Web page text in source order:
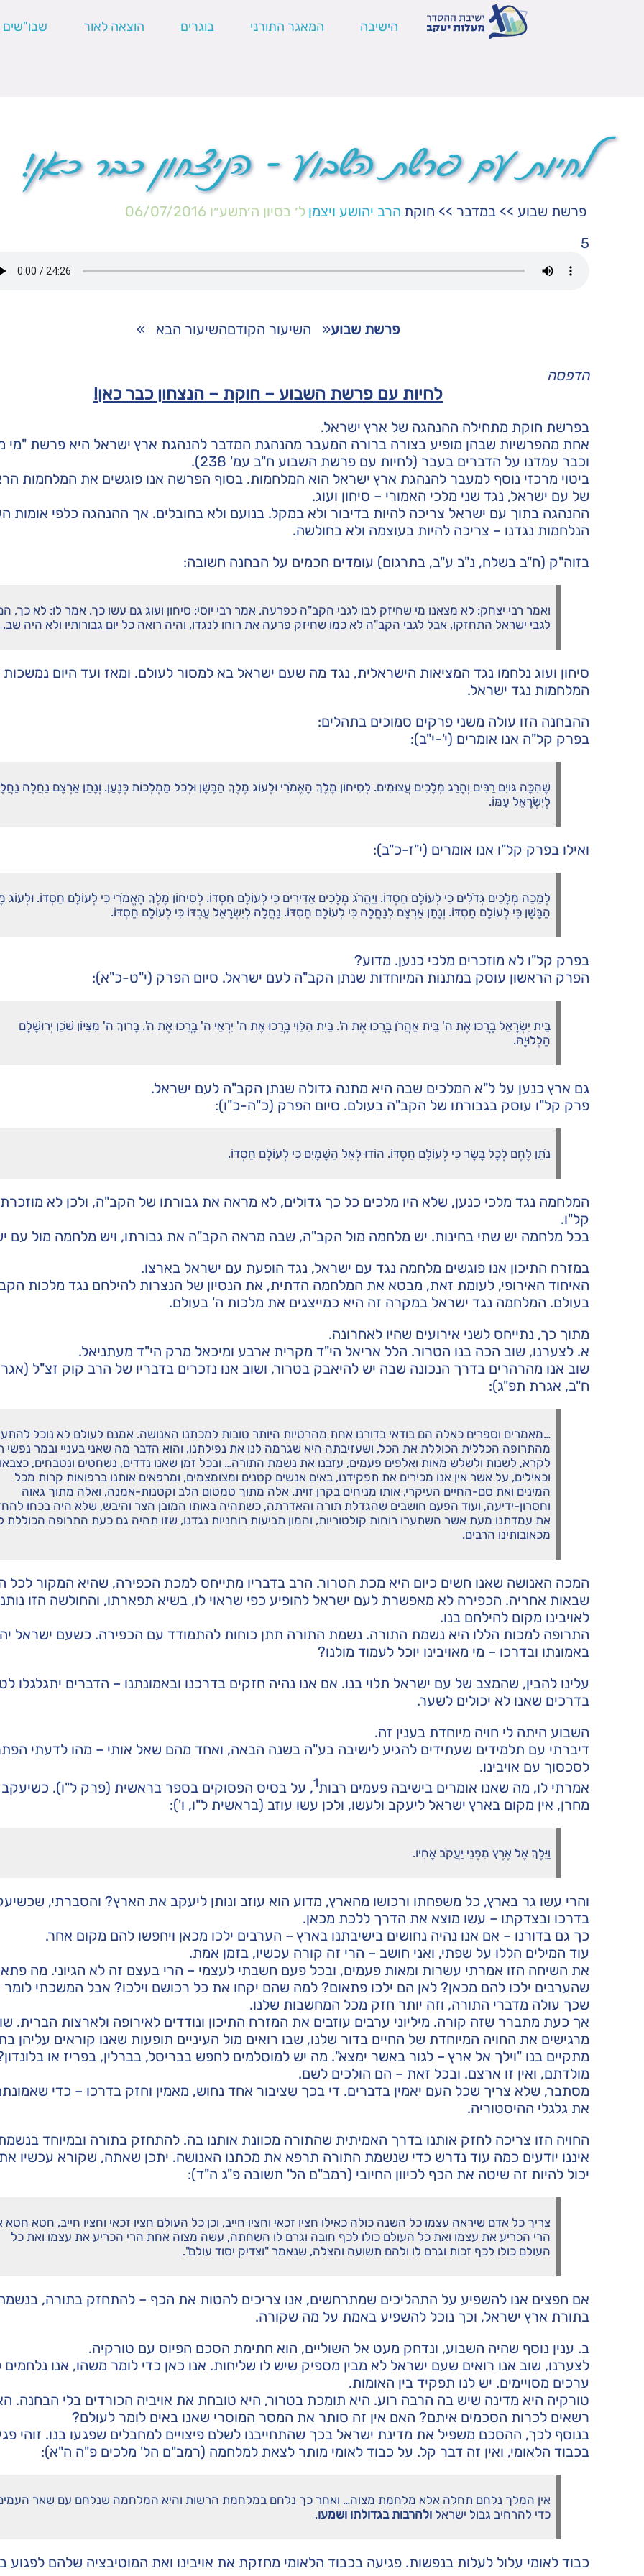
הישיבה המאגר התורני בוגרים הוצאה לאור שבו"שים
לחיות עם פרשת השבוע – הניצחון כבר כאן!
פרשת שבוע >> במדבר >> חוקת הרב יהושע ויצמן ל׳ בסיון ה׳תשע״ו 06/07/2016
5
פרשת שבוע« השיעור הקודםהשיעור הבא »
הדפסה
לחיות עם פרשת השבוע – חוקת – הנצחון כבר כאן!
בפרשת חוקת מתחילה ההנהגה של ארץ ישראל.
אחת מהפרשיות שבהן מופיע בצורה ברורה המעבר מהנהגת המדבר להנהגת ארץ ישראל היא פרשת "מי
וכבר עמדנו על הדברים בעבר (לחיות עם פרשת השבוע ח"ב עמ' 238).
ביטוי מרכזי נוסף למעבר להנהגת ארץ ישראל הוא המלחמות. בסוף הפרשה אנו פוגשים את המלחמות
של עם ישראל, נגד שני מלכי האמורי – סיחון ועוג.
ההנהגה בתוך עם ישראל צריכה להיות בדיבור ולא במקל. בנועם ולא בחובלים. אך ההנהגה כלפי אומות
הנלחמות נגדנו – צריכה להיות בעוצמה ולא בחולשה.
בזוה"ק (ח"ב בשלח, נ"ב ע"ב, בתרגום) עומדים חכמים על הבחנה חשובה:
ואמר רבי יצחק: לא מצאנו מי שחיזק לבו לגבי הקב"ה כפרעה. אמר רבי יוסי: סיחון ועוג גם עשו כך. אמר לו: לא כך,
לגבי ישראל התחזקו, אבל לגבי הקב"ה לא כמו שחיזק פרעה את רוחו לנגדו, והיה רואה כל יום גבורותיו ולא היה שב.
סיחון ועוג נלחמו נגד המציאות הישראלית, נגד מה שעם ישראל בא למסור לעולם. ומאז ועד היום נמשכות
המלחמות נגד ישראל.
ההבחנה הזו עולה משני פרקים סמוכים בתהלים:
בפרק קל"ה אנו אומרים (י'-י"ב):
שֶׁהִכָּה גּוֹיִם רַבִּים וְהָרַג מְלָכִים עֲצוּמִים. לְסִיחוֹן מֶלֶךְ הָאֱמֹרִי וּלְעוֹג מֶלֶךְ הַבָּשָׁן וּלְכֹל מַמְלְכוֹת כְּנָעַן. וְנָתַן אַרְצָם נַחֲלָה
לְיִשְׂרָאֵל עַמּוֹ.
ואילו בפרק קל"ו אנו אומרים (י"ז-כ"ב):
לְמַכֵּה מְלָכִים גְּדֹלִים כִּי לְעוֹלָם חַסְדּוֹ. וַיַּהֲרֹג מְלָכִים אַדִּירִים כִּי לְעוֹלָם חַסְדּוֹ. לְסִיחוֹן מֶלֶךְ הָאֱמֹרִי כִּי לְעוֹלָם חַסְדּוֹ. וּלְעוֹג
הַבָּשָׁן כִּי לְעוֹלָם חַסְדּוֹ. וְנָתַן אַרְצָם לְנַחֲלָה כִּי לְעוֹלָם חַסְדּוֹ. נַחֲלָה לְיִשְׂרָאֵל עַבְדּוֹ כִּי לְעוֹלָם חַסְדּוֹ.
בפרק קל"ו לא מוזכרים מלכי כנען. מדוע?
הפרק הראשון עוסק במתנות המיוחדות שנתן הקב"ה לעם ישראל. סיום הפרק (י"ט-כ"א):
בֵּית יִשְׂרָאֵל בָּרֲכוּ אֶת ה' בֵּית אַהֲרֹן בָּרֲכוּ אֶת ה'. בֵּית הַלֵּוִי בָּרֲכוּ אֶת ה' יִרְאֵי ה' בָּרֲכוּ אֶת ה'. בָּרוּךְ ה' מִצִּיּוֹן שֹׁכֵן יְרוּשָׁלִָם
הַלְלוּיָהּ.
גם ארץ כנען על ל"א המלכים שבה היא מתנה גדולה שנתן הקב"ה לעם ישראל.
פרק קל"ו עוסק בגבורתו של הקב"ה בעולם. סיום הפרק (כ"ה-כ"ו):
נֹתֵן לֶחֶם לְכָל בָּשָׂר כִּי לְעוֹלָם חַסְדּוֹ. הוֹדוּ לְאֵל הַשָּׁמָיִם כִּי לְעוֹלָם חַסְדּוֹ.
המלחמה נגד מלכי כנען, שלא היו מלכים כל כך גדולים, לא מראה את גבורתו של הקב"ה, ולכן לא
קל"ו.
בכל מלחמה יש שתי בחינות. יש מלחמה מול הקב"ה, שבה מראה הקב"ה את גבורתו, ויש מלחמה מול עם
במזרח התיכון אנו פוגשים מלחמה נגד עם ישראל, נגד הופעת עם ישראל בארצו.
האיחוד האירופי, לעומת זאת, מבטא את המלחמה הדתית, את הנסיון של הנצרות להילחם נגד מלכות
בעולם. המלחמה נגד ישראל במקרה זה היא כמייצגים את מלכות ה' בעולם.
מתוך כך, נתייחס לשני אירועים שהיו לאחרונה.
א. לצערנו, שוב הכה בנו הטרור. הלל אריאל הי"ד מקרית ארבע ומיכאל מרק הי"ד מעתניאל.
שוב אנו מהרהרים בדרך הנכונה שבה יש להיאבק בטרור, ושוב אנו נזכרים בדבריו של הרב קוק זצ"ל
ח"ב, אגרת תפ"ג):
…מאמרים וספרים כאלה הם בודאי בדורנו אחת מהרטיות היותר טובות למכתנו האנושה. אמנם לעולם לא נוכל
מהתרופה הכללית הכוללת את הכל, ושעזיבתה היא שגרמה לנו את נפילתנו, והוא הדבר מה שאני בעניי ובמר נפשי
לקרא, לשנות ולשלש מאות ואלפים פעמים, עזבנו את נשמת התורה… ובכל זמן שאנו נדדים, נשחטים ונטבחים,
וכאילים, על אשר אין אנו מכירים את תפקידנו, באים אנשים קטנים ומצומצמים, ומרפאים אותנו ברפואות קרות מכל
המינים ואת סם-החיים העיקרי, אותו מניחים בקרן זוית. אלה מתוך טמטום הלב וקטנות-אמנה, ואלה מתוך גאוה
וחסרון-ידיעה, ועוד הפעם חושבים שהגדלת תורה והאדרתה, כשתהיה באותו המובן הצר והיבש, שלא היה בכחו
את עמדתנו מעת אשר השתערו רוחות קולטוריות, והמון תביעות רוחניות נגדנו, שזו תהיה גם כעת התרופה הכוללת
מכאובותינו הרבים.
המכה האנושה שאנו חשים כיום היא מכת הטרור. הרב בדבריו מתייחס למכת הכפירה, שהיא המקור לכל
שבאות אחריה. הכפירה לא מאפשרת לעם ישראל להופיע כפי שראוי לו, בשיא תפארתו, והחולשה הזו
לאויבינו מקום להילחם בנו.
התרופה למכות הללו היא נשמת התורה. נשמת התורה תתן כוחות להתמודד עם הכפירה. כשעם ישראל
באמונתו ובדרכו – מי מאויבינו יוכל לעמוד מולנו?
עלינו להבין, שהמצב של עם ישראל תלוי בנו. אם אנו נהיה חזקים בדרכנו ובאמונתנו – הדברים יתגלגלו
בדרכים שאנו לא יכולים לשער.
השבוע היתה לי חויה מיוחדת בענין זה.
דיברתי עם תלמידים שעתידים להגיע לישיבה בע"ה בשנה הבאה, ואחד מהם שאל אותי – מהו לדעתי
לסכסוך עם אויבינו.
אמרתי לו, מה שאנו אומרים בישיבה פעמים רבות1, על בסיס הפסוקים בספר בראשית (פרק ל"ו). כשיעקב
מחרן, אין מקום בארץ ישראל ליעקב ולעשו, ולכן עשו עוזב (בראשית ל"ו, ו'):
וַיֵּלֶךְ אֶל אֶרֶץ מִפְּנֵי יַעֲקֹב אָחִיו.
והרי עשו גר בארץ, כל משפחתו ורכושו מהארץ, מדוע הוא עוזב ונותן ליעקב את הארץ? והסברתי,
בדרכו ובצדקתו – עשו מוצא את הדרך ללכת מכאן.
כך גם בדורנו – אם אנו נהיה נחושים בישיבתנו בארץ – הערבים ילכו מכאן ויחפשו להם מקום אחר.
עוד המילים הללו על שפתי, ואני חושב – הרי זה קורה עכשיו, בזמן אמת.
את השיחה הזו אמרתי עשרות ומאות פעמים, ובכל פעם חשבתי לעצמי – הרי בעצם זה לא הגיוני. מה
שהערבים ילכו להם מכאן? לאן הם ילכו פתאום? למה שהם יקחו את כל רכושם וילכו? אבל המשכתי לומר
שכך עולה מדברי התורה, וזה יותר חזק מכל המחשבות שלנו.
אך כעת מתברר שזה קורה. מיליוני ערבים עוזבים את המזרח התיכון ונודדים לאירופה ולארצות הברית.
מרגישים את החויה המיוחדת של החיים בדור שלנו, שבו רואים מול העיניים תופעות שאנו קוראים עליהן
מתקיים בנו "וילך אל ארץ – לגור באשר ימצא". מה יש למוסלמים לחפש בבריסל, בברלין, בפריז או בלונדון?
מולדתם, ואין זו ארצם. ובכל זאת – הם הולכים לשם.
מסתבר, שלא צריך שכל העם יאמין בדברים. די בכך שציבור אחד נחוש, מאמין וחזק בדרכו – כדי
את גלגלי ההיסטוריה.
החויה הזו צריכה לחזק אותנו בדרך האמיתית שהתורה מכוונת אותנו בה. להתחזק בתורה ובמיוחד
איננו יודעים כמה עוד נדרש כדי שנשמת התורה תרפא את מכתנו האנושה. יתכן שאתה, שקורא עכשיו
יכול להיות זה שיטה את הכף לכיוון החיובי (רמב"ם הל' תשובה פ"ג ה"ד):
צריך כל אדם שיראה עצמו כל השנה כולה כאילו חציו זכאי וחציו חייב, וכן כל העולם חציו זכאי וחציו חייב, חטא
הרי הכריע את עצמו ואת כל העולם כולו לכף חובה וגרם לו השחתה, עשה מצוה אחת הרי הכריע את עצמו ואת כל
העולם כולו לכף זכות וגרם לו ולהם תשועה והצלה, שנאמר "וצדיק יסוד עולם".
אם חפצים אנו להשפיע על התהליכים שמתרחשים, אנו צריכים להטות את הכף – להתחזק בתורה,
בתורת ארץ ישראל, וכך נוכל להשפיע באמת על מה שקורה.
ב. ענין נוסף שהיה השבוע, ונדחק מעט אל השוליים, הוא חתימת הסכם הפיוס עם טורקיה.
לצערנו, שוב אנו רואים שעם ישראל לא מבין מספיק שיש לו שליחות. אנו כאן כדי לומר משהו, אנו נלחמים
ערכים מסויימים. יש לנו תפקיד בין האומות.
טורקיה היא מדינה שיש בה הרבה רוע. היא תומכת בטרור, היא טובחת את אויביה הכורדים בלי הבחנה.
רשאים לכרות הסכמים איתם? האם אין זה סותר את המסר המוסרי שאנו באים לומר לעולם?
בנוסף לכך, ההסכם משפיל את מדינת ישראל בכך שהתחייבנו לשלם פיצויים למחבלים שפגעו בנו. זוהי
בכבוד הלאומי, ואין זה דבר קל. על כבוד לאומי מותר לצאת למלחמה (רמב"ם הל' מלכים פ"ה ה"א):
אין המלך נלחם תחלה אלא מלחמת מצוה… ואחר כך נלחם במלחמת הרשות והיא המלחמה שנלחם עם שאר
כדי להרחיב גבול ישראל ולהרבות בגדולתו ושמעו.
כבוד לאומי עלול לעלות בנפשות. פגיעה בכבוד הלאומי מחזקת את אויבינו ואת המוטיבציה שלהם לפגוע